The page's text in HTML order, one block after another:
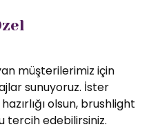
müşterilerimiz için
sunuyoruz. İster
olsun, brushlight
tercih edebilirsiniz.